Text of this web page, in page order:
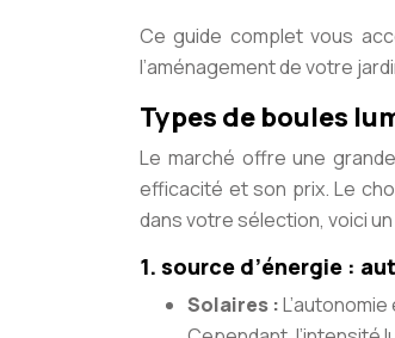
Ce guide complet vous
l’aménagement de votre
Types de boules
Le marché offre une
efficacité et son prix. Le
dans votre sélection, voici
1. source d’énergie :
Solaires :